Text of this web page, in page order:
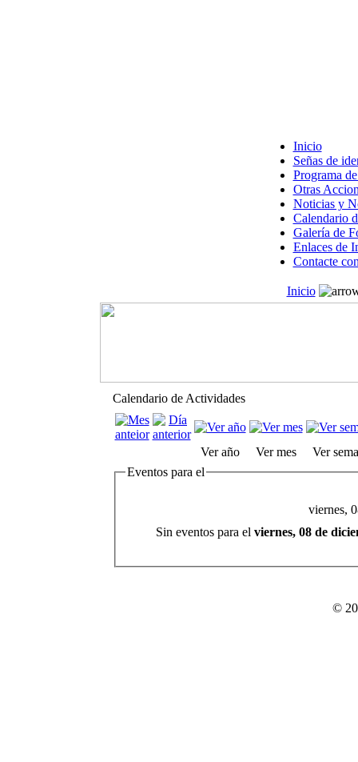
Inicio
Señas de
Programa
Otras
Noticias y
Calendario
Galería de
Enlaces de
Contacte
Inicio
Calendario de Actividades
Ver año Ver mes
Ver
Eventos para el
viernes,
Sin eventos para el viernes, 08 de
©